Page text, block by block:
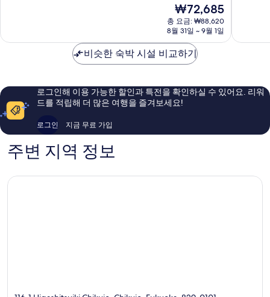
점,
륭
요,
이
기
1,004
현
재
요
₩72,685
₩72,685
총 요금: ₩88,620
8월 31일 ~ 9월 1일
쿠
미
구
점,
요,
이
비슷한 숙박 시설 비교하기
로그인해 이용 가능한 할인과 특전을 확인하실 수 있어요. 리워
드를 적립해 더 많은 여행을 즐겨보세요!
로그인 지금 무료 가입
주변 지역 정보